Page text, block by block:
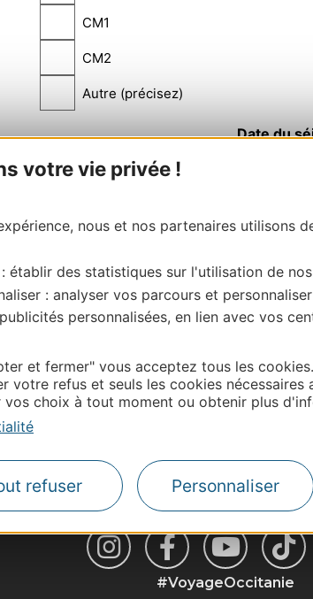
votre vie privée !
nous et nos partenaires utilisons
établir des statistiques sur l'utilisation de
: analyser vos parcours et
personnalisées, en lien avec vos
et fermer" vous acceptez tous les
votre refus et seuls les cookies
vos choix à tout moment ou obtenir plus
refuser Personnaliser
CM1
CM2
Autre (précisez)
Date du
Pros
Site
#VoyageOccitanie